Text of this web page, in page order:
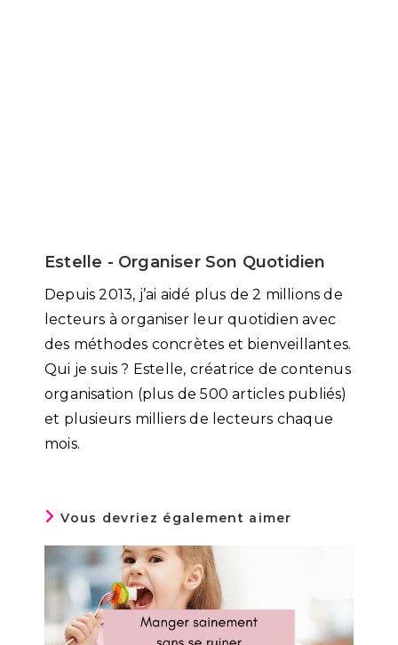
Estelle - Organiser Son Quotidien
Depuis 2013, j’ai aidé plus de 2 millions de
lecteurs à organiser leur quotidien avec
des méthodes concrètes et bienveillantes.
Qui je suis ? Estelle, créatrice de contenus
organisation (plus de 500 articles publiés)
et plusieurs milliers de lecteurs chaque
mois.
Vous devriez également aimer